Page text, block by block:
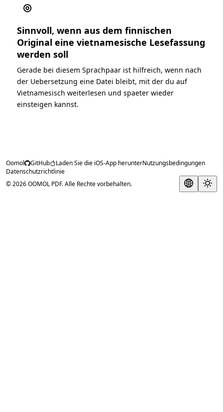
◎
Sinnvoll, wenn aus dem finnischen
Original eine vietnamesische Lesefassung
werden soll
Gerade bei diesem Sprachpaar ist hilfreich, wenn nach
der Uebersetzung eine Datei bleibt, mit der du auf
Vietnamesisch weiterlesen und spaeter wieder
einsteigen kannst.
Oomol GitHub Laden Sie die iOS-App herunterNutzungsbedingungen
Datenschutzrichtlinie
© 2026 OOMOL PDF. Alle Rechte vorbehalten.